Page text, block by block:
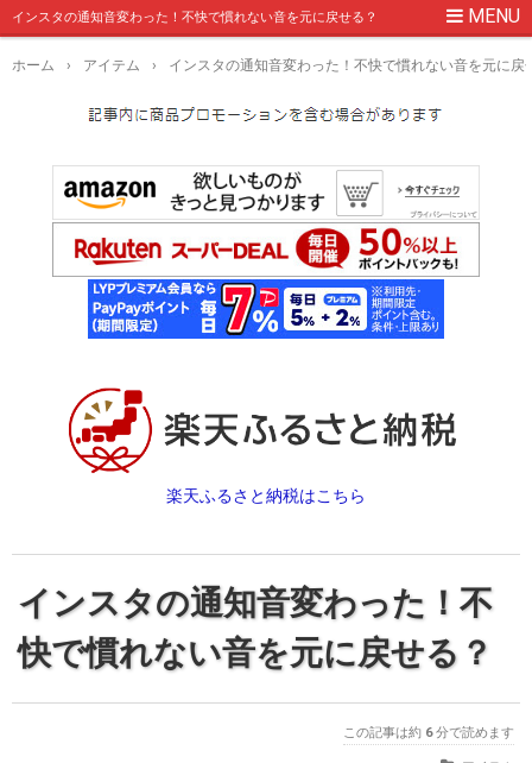
インスタの通知音変わった！不快で慣れない音を元に戻せる？
ホーム › アイテム › インスタの通知音変わった！不快で慣れない音を元に戻
楽天ふるさと納税はこちら
インスタの通知音変わった！不
快で慣れない音を元に戻せる？
この記事は約 6分で読めます